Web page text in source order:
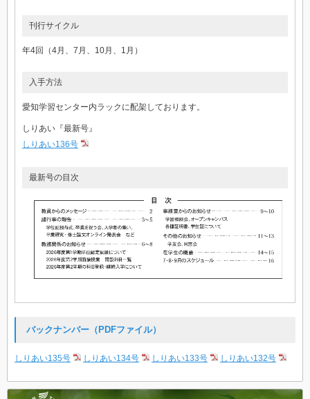
刊行サイクル
年4回（4月、7月、10月、1月）
入手方法
愛知学習センター内ラックに配架しております。
しりあい『最新号』
しりあい136号
最新号の目次
バックナンバー（PDFファイル）
しりあい135号 しりあい134号 しりあい133号 しりあい132号